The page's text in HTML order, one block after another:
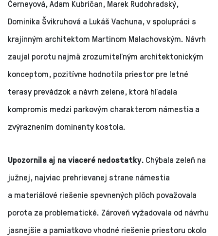
Černeyová, Adam Kubričan, Marek Rudohradský,
Dominika Švikruhová a Lukáš Vachuna, v spolupráci s
krajinným architektom Martinom Malachovským. Návrh
zaujal porotu najmä zrozumiteľným architektonickým
konceptom, pozitívne hodnotila priestor pre letné
terasy prevádzok a návrh zelene, ktorá hľadala
kompromis medzi parkovým charakterom námestia a
zvýraznením dominanty kostola.
Upozornila aj na viaceré nedostatky. Chýbala zeleň na
južnej, najviac prehrievanej strane námestia
a materiálové riešenie spevnených plôch považovala
porota za problematické. Zároveň vyžadovala od návrhu
jasnejšie a pamiatkovo vhodné riešenie priestoru okolo